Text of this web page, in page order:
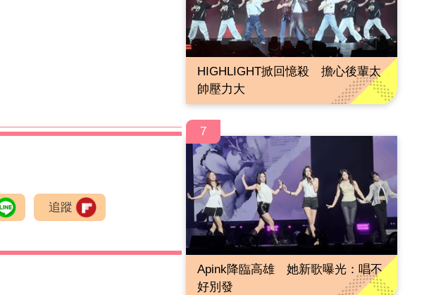
追蹤
HIGHLIGHT掀回憶殺 擔心後輩太
帥壓力大
7
Apink降臨高雄 她新歌曝光：唱不
好別發